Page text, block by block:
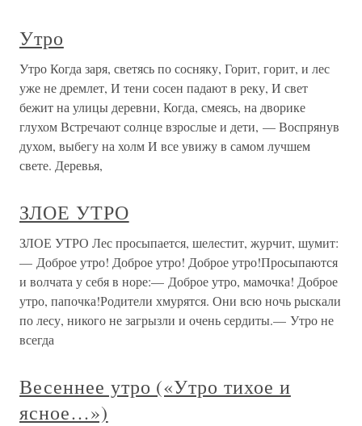
Утро
Утро Когда заря, светясь по сосняку, Горит, горит, и лес
уже не дремлет, И тени сосен падают в реку, И свет
бежит на улицы деревни, Когда, смеясь, на дворике
глухом Встречают солнце взрослые и дети, — Воспрянув
духом, выбегу на холм И все увижу в самом лучшем
свете. Деревья,
ЗЛОЕ УТРО
ЗЛОЕ УТРО Лес просыпается, шелестит, журчит, шумит:
— Доброе утро! Доброе утро! Доброе утро!Просыпаются
и волчата у себя в норе:— Доброе утро, мамочка! Доброе
утро, папочка!Родители хмурятся. Они всю ночь рыскали
по лесу, никого не загрызли и очень сердиты.— Утро не
всегда
Весеннее утро («Утро тихое и
ясное…»)